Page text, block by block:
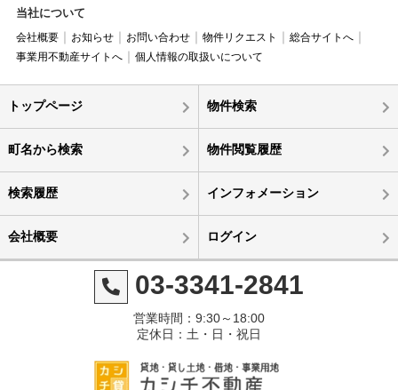
当社について
会社概要 お知らせ お問い合わせ 物件リクエスト
総合サイトへ
事業用不動産サイトへ
個人情報の取扱いについて
トップページ 物件検索
町名から検索 物件閲覧履歴
検索履歴 インフォメーション
会社概要 ログイン
03-3341-2841
営業時間：9:30～18:00
定休日：土・日・祝日